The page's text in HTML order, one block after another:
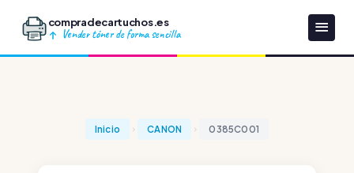
compradecartuchos.es
Vender tóner de forma sencilla
Inicio CANON 0385C001